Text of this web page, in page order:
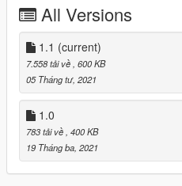
All Versions
1.1 (current)
7.558 tải về , 600 KB
05 Tháng tư, 2021
1.0
783 tải về , 400 KB
19 Tháng ba, 2021